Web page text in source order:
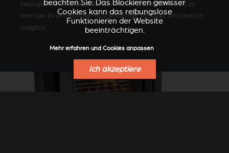
bezüglich der Farbe und Oberflächenbeschaffenheit zu
dem bei Ihrem Händler ausgestellten Produkt sind jedoch
möglich.
beachten Sie: Das Blockieren gewisser
Cookies kann das reibungslose
Funktionieren der Website
beeinträchtigen.
Mehr erfahren und Cookies anpassen
Ich akzeptiere